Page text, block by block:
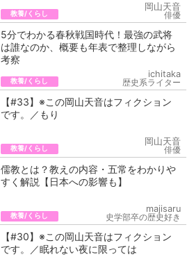
教養/くらし
岡山天音
俳優
5分でわかる春秋戦国時代！最強の武将
は誰なのか、概要も年表で整理しながら
考察
教養/くらし
ichitaka
歴史系ライター
【#33】※この岡山天音はフィクション
です。／もり
教養/くらし
岡山天音
俳優
儒教とは？教えの内容・五常をわかりや
すく解説【日本への影響も】
教養/くらし
majisaru
史学部卒の歴史好き
【#30】※この岡山天音はフィクション
です。／眠れない夜に限っては